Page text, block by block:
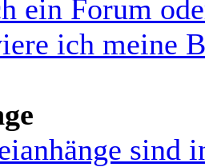
ein Forum
ich meine
sind